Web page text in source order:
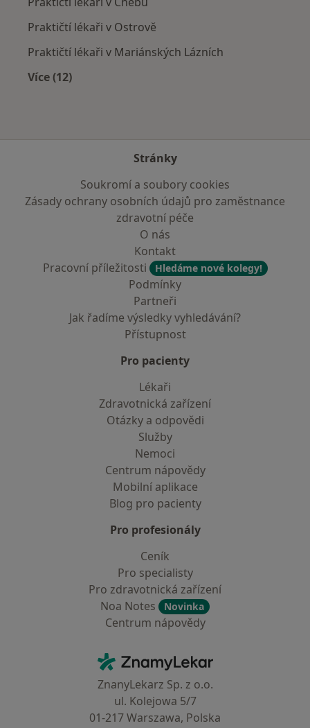
Praktičtí lékaři v Ostrově
Praktičtí lékaři v Mariánských Lázních
Více (12)
Stránky
Soukromí a soubory cookies
Zásady ochrany osobních údajů pro zaměstnance
zdravotní péče
O nás
Kontakt
Pracovní příležitosti
Hledáme nové kolegy!
Podmínky
Partneři
Jak řadíme výsledky vyhledávání?
Přístupnost
Pro pacienty
Lékaři
Zdravotnická zařízení
Otázky a odpovědi
Služby
Nemoci
Centrum nápovědy
Mobilní aplikace
Blog pro pacienty
Pro profesionály
Ceník
Pro specialisty
Pro zdravotnická zařízení
Noa Notes
Novinka
Centrum nápovědy
ZnamyLekar - Hlavní stránka
ZnanyLekarz Sp. z o.o.
ul. Kolejowa 5/7
01-217 Warszawa, Polska